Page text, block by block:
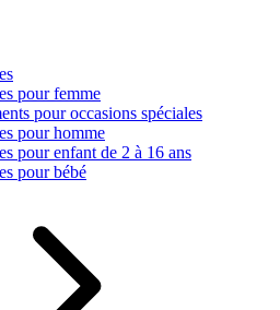
pour femme
pour occasions spéciales
pour homme
pour enfant de 2 à 16 ans
pour bébé